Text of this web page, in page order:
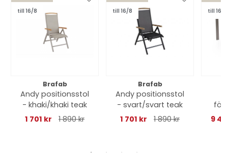
till 16/8
Brafab
Andy positionsstol
- khaki/khaki teak
1 701 kr
1 890 kr
till 16/8
Brafab
Andy positionsstol
- svart/svart teak
1 701 kr
1 890 kr
till 16/8
9